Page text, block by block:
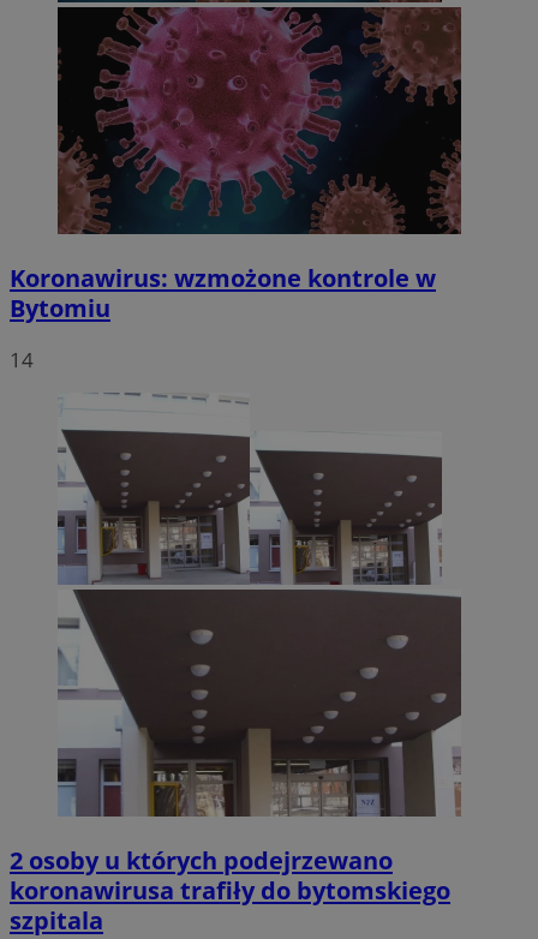
Koronawirus: wzmożone kontrole w
Bytomiu
14
2 osoby u których podejrzewano
koronawirusa trafiły do bytomskiego
szpitala